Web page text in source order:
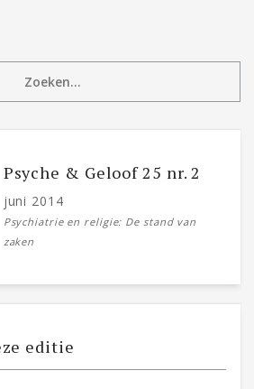
Psyche & Geloof 25 nr. 2
juni 2014
Psychiatrie en religie: De stand van
zaken
editie